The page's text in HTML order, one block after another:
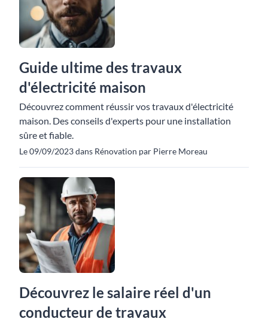
Guide ultime des travaux
d'électricité maison
Découvrez comment réussir vos travaux d'électricité
maison. Des conseils d'experts pour une installation
sûre et fiable.
Le 09/09/2023 dans Rénovation par Pierre Moreau
Découvrez le salaire réel d'un
conducteur de travaux